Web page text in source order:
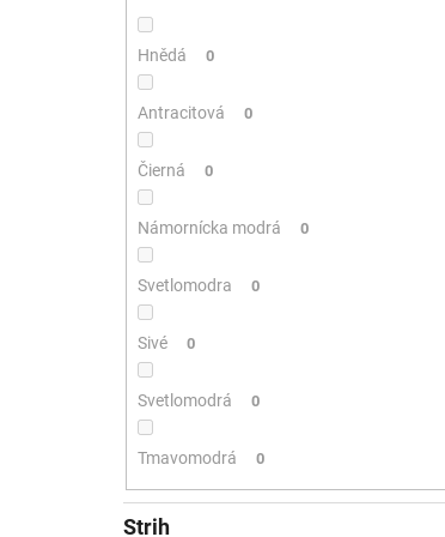
Hnědá 0
Antracitová 0
Čierná 0
Námornícka modrá 0
Svetlomodra 0
Sivé 0
Svetlomodrá 0
Tmavomodrá 0
Strih